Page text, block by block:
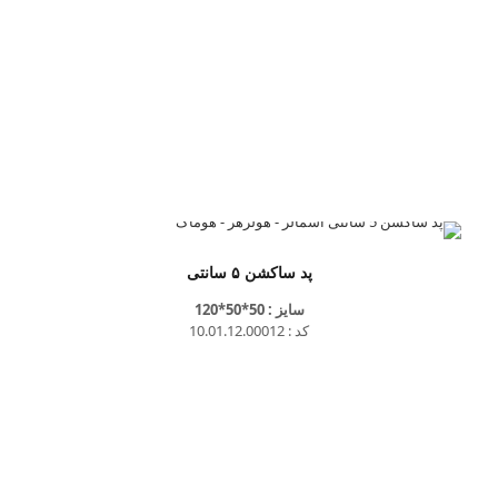
پد ساکشن ۵ سانتی
سایز : 50*50*120
کد : 10.01.12.00012